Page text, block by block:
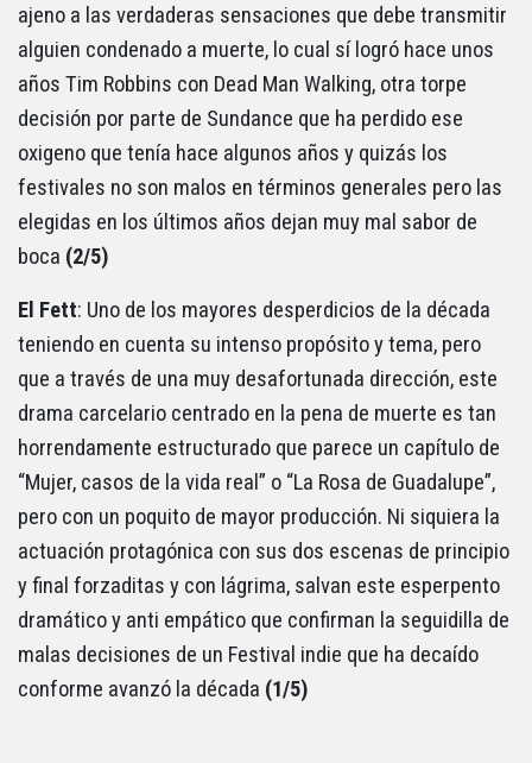
ajeno a las verdaderas sensaciones que debe transmitir
alguien condenado a muerte, lo cual sí logró hace unos
años Tim Robbins con Dead Man Walking, otra torpe
decisión por parte de Sundance que ha perdido ese
oxigeno que tenía hace algunos años y quizás los
festivales no son malos en términos generales pero las
elegidas en los últimos años dejan muy mal sabor de
boca (2/5)
El Fett: Uno de los mayores desperdicios de la década
teniendo en cuenta su intenso propósito y tema, pero
que a través de una muy desafortunada dirección, este
drama carcelario centrado en la pena de muerte es tan
horrendamente estructurado que parece un capítulo de
“Mujer, casos de la vida real” o “La Rosa de Guadalupe”,
pero con un poquito de mayor producción. Ni siquiera la
actuación protagónica con sus dos escenas de principio
y final forzaditas y con lágrima, salvan este esperpento
dramático y anti empático que confirman la seguidilla de
malas decisiones de un Festival indie que ha decaído
conforme avanzó la década (1/5)